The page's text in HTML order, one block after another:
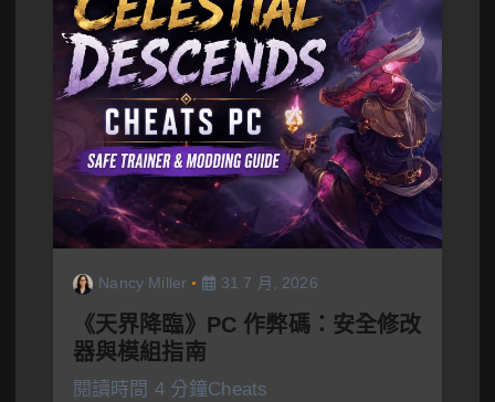
Nancy Miller 31 7 月, 2026
《天界降臨》PC 作弊碼：安全修改
器與模組指南
閱讀時間 4 分鐘Cheats